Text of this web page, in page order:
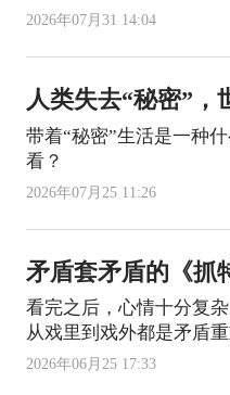
2026年07月31 14:04
人类失去“秘密”，
带着“秘密”生活是一种
看？
2026年07月25 11:26
矛盾套矛盾的《抓
看完之后，心情十分复
从戏里到戏外都是矛盾
2026年06月25 17:33